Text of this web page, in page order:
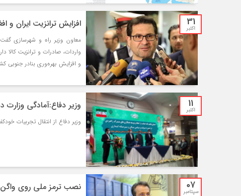
31
اکتبر افزایش ترانزیت ایران و
معاون وزیر راه و شهرسازی
واردات، صادرات و ترانزیت کالا
و افزایش بهره‌وری بنادر جنوبی
11
اکتبر وزیر دفاع:آمادگی وزارت
وزیر دفاع از انتقال تجربیات
07
سپتامبر